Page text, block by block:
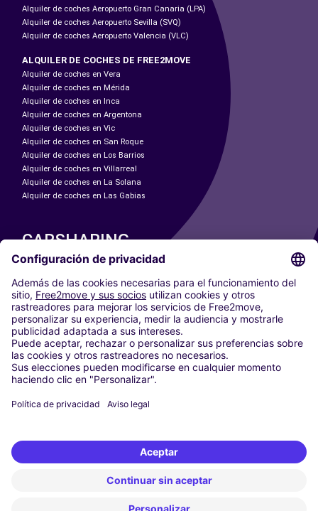
Alquiler de coches Aeropuerto Gran Canaria (LPA)
Alquiler de coches Aeropuerto Sevilla (SVQ)
Alquiler de coches Aeropuerto Valencia (VLC)
ALQUILER DE COCHES DE FREE2MOVE
Alquiler de coches en Vera
Alquiler de coches en Mérida
Alquiler de coches en Inca
Alquiler de coches en Argentona
Alquiler de coches en Vic
Alquiler de coches en San Roque
Alquiler de coches en Los Barrios
Alquiler de coches en Villarreal
Alquiler de coches en La Solana
Alquiler de coches en Las Gabias
CARSHARING
NUESTRAS CIUDADES
Paris
Madrid
Washington DC
Milán
Roma
Turín
Viena
Berlín
Düsseldorf